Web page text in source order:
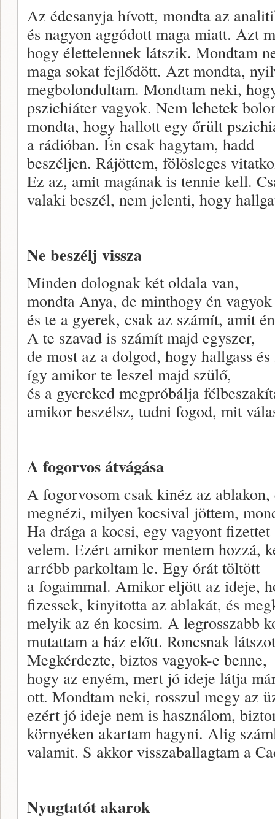
Az édesanyja hívott, mondta az
és nagyon aggódott maga miatt. Azt
hogy élettelennek látszik. Mondtam
maga sokat fejlődött. Azt mondta,
megbolondultam. Mondtam neki,
pszichiáter vagyok. Nem lehetek
mondta, hogy hallott egy őrült
a rádióban. Én csak hagytam, hadd
beszéljen. Rájöttem, fölösleges
Ez az, amit magának is tennie kell.
valaki beszél, nem jelenti, hogy
Ne beszélj vissza
Minden dolognak két oldala van,
mondta Anya, de minthogy én
és te a gyerek, csak az számít, amit
A te szavad is számít majd egyszer,
de most az a dolgod, hogy hallgass
így amikor te leszel majd szülő,
és a gyereked megpróbálja
amikor beszélsz, tudni fogod, mit
A fogorvos átvágása
A fogorvosom csak kinéz az ablakon,
megnézi, milyen kocsival jöttem,
Ha drága a kocsi, egy vagyont fizettet
velem. Ezért amikor mentem hozzá,
arrébb parkoltam le. Egy órát töltött
a fogaimmal. Amikor eljött az ideje,
fizessek, kinyitotta az ablakát, és
melyik az én kocsim. A legrosszabb
mutattam a ház előtt. Roncsnak
Megkérdezte, biztos vagyok-e benne,
hogy az enyém, mert jó ideje látja
ott. Mondtam neki, rosszul megy az
ezért jó ideje nem is használom,
környéken akartam hagyni. Alig
valamit. S akkor visszaballagtam a
Nyugtatót akarok